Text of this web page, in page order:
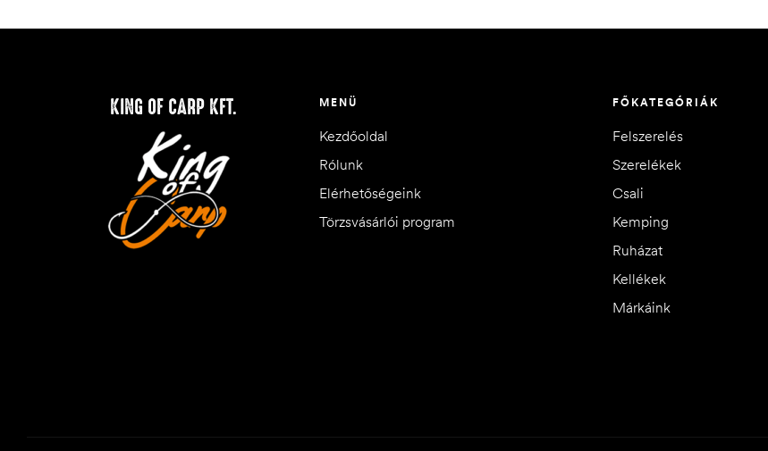
KING OF CARP KFT. MENÜ
Kezdőoldal
Rólunk
Elérhetőségeink
Törzsvásárlói program
FŐKATEGÓRIÁK
Felszerelés
Szerelékek
Csali
Kemping
Ruházat
Kellékek
Márkáink